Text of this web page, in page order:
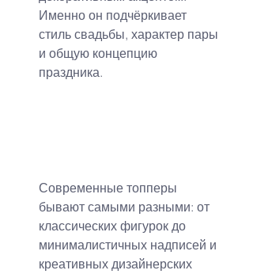
Именно он подчёркивает
стиль свадьбы, характер пары
и общую концепцию
праздника.
Современные топперы
бывают самыми разными: от
классических фигурок до
минималистичных надписей и
креативных дизайнерских